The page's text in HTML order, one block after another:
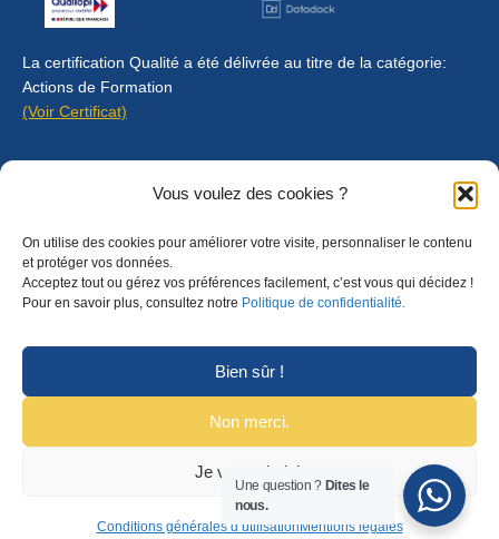
Vous voulez des cookies ?
On utilise des cookies pour améliorer votre visite, personnaliser le contenu
et protéger vos données.
Acceptez tout ou gérez vos préférences facilement, c’est vous qui décidez !
Pour en savoir plus, consultez notre Politique de confidentialité.
Bien sûr !
Non merci.
Je veux choisir
Conditions générales d’utilisationMentions légales
La certification Qualité a été délivrée au titre de la catégorie:
Actions de Formation
(Voir Certificat)
Règlement intérieur
CGU
CGV
© Copyright 2025 Formalyon Conseil. Tous droits réservés.
Une question ? Dites le
nous.